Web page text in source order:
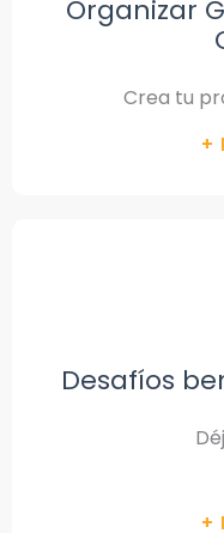
Organizar
Crea tu
Desafíos